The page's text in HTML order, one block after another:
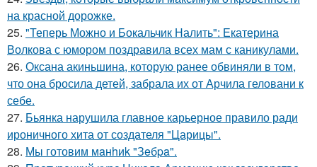
на красной дорожке.
25. "Теперь Можно и Бокальчик Налить": Екатерина
Волкова с юмором поздравила всех мам с каникулами.
26. Оксана акиньшина, которую ранее обвиняли в том,
что она бросила детей, забрала их от Арчила геловани к
себе.
27. Бьянка нарушила главное карьерное правило ради
ироничного хита от создателя "Царицы".
28. Мы готовим мaнhиk "Зeбpa".